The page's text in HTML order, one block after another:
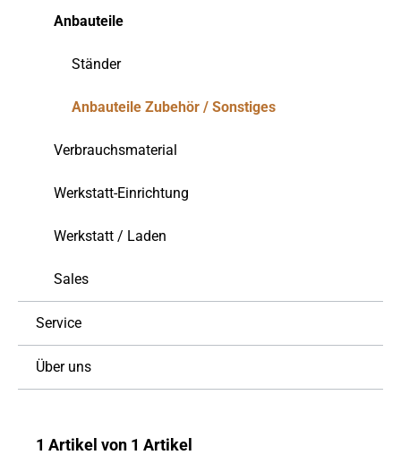
Anbauteile
Ständer
Anbauteile Zubehör / Sonstiges
Verbrauchsmaterial
Werkstatt-Einrichtung
Werkstatt / Laden
Sales
Service
Über uns
1 Artikel von 1 Artikel